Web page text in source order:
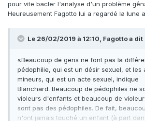
pour vite bacler l'analyse d'un problème
Heureusement Fagotto lui a regardé la lune
Le 26/02/2019 à 12:10, Fagottoa dit
«Beaucoup de gens ne font pas la
pédophilie, qui est un désir sexuel, et les
mineurs, qui est un acte sexuel, indique
Blanchard. Beaucoup de pédophiles ne
violeurs d'enfants et beaucoup de
sont pas des pédophiles. De fait, beauc
n'ont jamais touché un enfant (à part